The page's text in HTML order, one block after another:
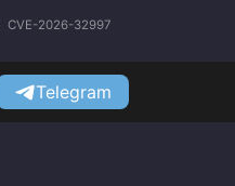
CVE-2026-32997
Telegram